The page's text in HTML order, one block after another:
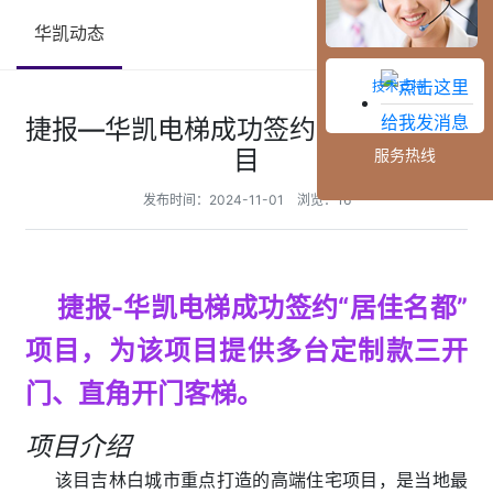
华凯动态
捷报—华凯电梯成功签约“居佳名都”项
目
发布时间：2024-11-01 浏览：16
捷报-华凯电梯成功签约“居佳名都”
项目，为该项目提供多台定制款三开
门、直角开门客梯。
项目介绍
该目吉林白城市重点打造的高端住宅项目，是当地最
技术支持
服务热线